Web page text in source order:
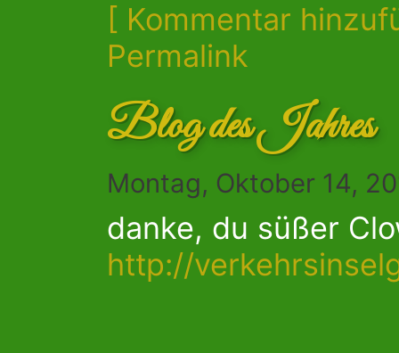
[ Kommentar
Permalink
Blog des Jahres
Montag, Oktober 14,
danke, du süßer
http://